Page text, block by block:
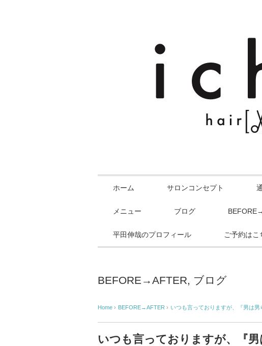
ホーム サロンコンセプト
メニュー ブログ
平田伸哉のプロフィール ご予約はこ
BEFORE→AFTER, ブログ
Home › BEFORE→AFTER › いつも言っておりますが、『男は男
いつも言っておりますが、『